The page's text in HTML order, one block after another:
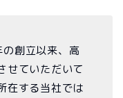
創立以来、高
せていただいて
在する当社では